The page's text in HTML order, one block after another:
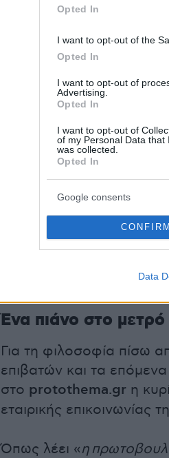
Opted In
I want to opt-out of the
Opted In
I want to opt-out of
Advertising.
Opted In
I want to opt-out of
of my Personal Data that
was collected.
Opted In
Google consents
CONFIRM
Data
Φωτογραφία: ΑΠΕ-ΜΠΕ /
Ένα πιάνο στο
Για τη φιλοσοφία πίσω
επιβατών και τα
στο protothema.gr η
εταιρικής επικοινωνίας
Όπως λέει «η